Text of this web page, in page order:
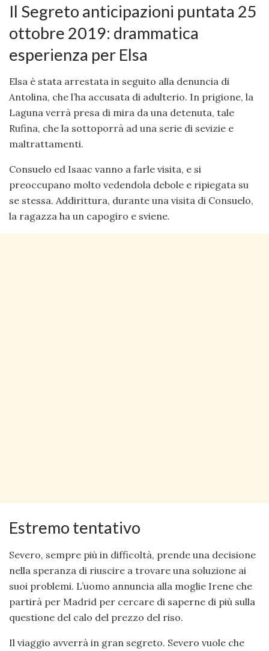
Il Segreto anticipazioni puntata 25
ottobre 2019: drammatica
esperienza per Elsa
Elsa è stata arrestata in seguito alla denuncia di
Antolina, che l’ha accusata di adulterio. In prigione, la
Laguna verrà presa di mira da una detenuta, tale
Rufina, che la sottoporrà ad una serie di sevizie e
maltrattamenti.
Consuelo ed Isaac vanno a farle visita, e si
preoccupano molto vedendola debole e ripiegata su
se stessa. Addirittura, durante una visita di Consuelo,
la ragazza ha un capogiro e sviene.
Estremo tentativo
Severo, sempre più in difficoltà, prende una decisione
nella speranza di riuscire a trovare una soluzione ai
suoi problemi. L’uomo annuncia alla moglie Irene che
partirà per Madrid per cercare di saperne di più sulla
questione del calo del prezzo del riso.
Il viaggio avverrà in gran segreto. Severo vuole che